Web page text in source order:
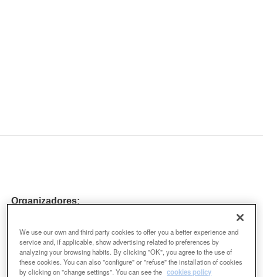
Organizadores:
We use our own and third party cookies to offer you a better experience and
service and, if applicable, show advertising related to preferences by
analyzing your browsing habits. By clicking "OK", you agree to the use of
these cookies. You can also "configure" or "refuse" the installation of cookies
by clicking on "change settings". You can see the cookies policy